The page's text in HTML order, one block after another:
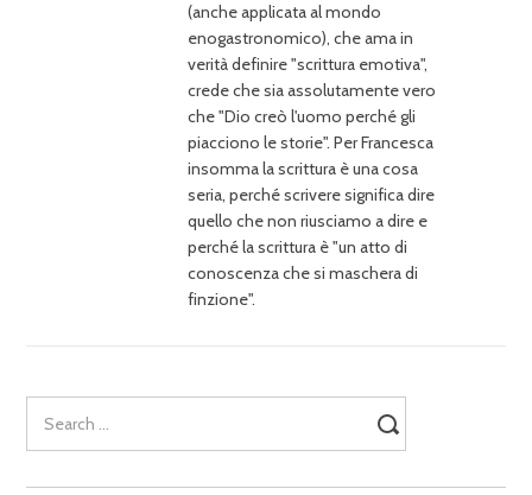
(anche applicata al mondo
enogastronomico), che ama in
verità definire "scrittura emotiva",
crede che sia assolutamente vero
che "Dio creò l'uomo perché gli
piacciono le storie". Per Francesca
insomma la scrittura è una cosa
seria, perché scrivere significa dire
quello che non riusciamo a dire e
perché la scrittura è "un atto di
conoscenza che si maschera di
finzione".
for: